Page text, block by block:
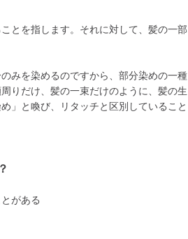
とを指します。それに対して、髪の一部
みを染めるのですから、部分染めの一種
りだけ、髪の一束だけのように、髪の生
」と喚び、リタッチと区別していること
がある